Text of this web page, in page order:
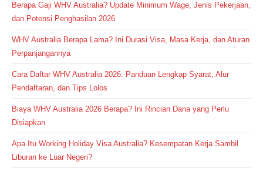
Berapa Gaji WHV Australia? Update Minimum Wage, Jenis Pekerjaan,
dan Potensi Penghasilan 2026
WHV Australia Berapa Lama? Ini Durasi Visa, Masa Kerja, dan Aturan
Perpanjangannya
Cara Daftar WHV Australia 2026: Panduan Lengkap Syarat, Alur
Pendaftaran, dan Tips Lolos
Biaya WHV Australia 2026 Berapa? Ini Rincian Dana yang Perlu
Disiapkan
Apa Itu Working Holiday Visa Australia? Kesempatan Kerja Sambil
Liburan ke Luar Negeri?